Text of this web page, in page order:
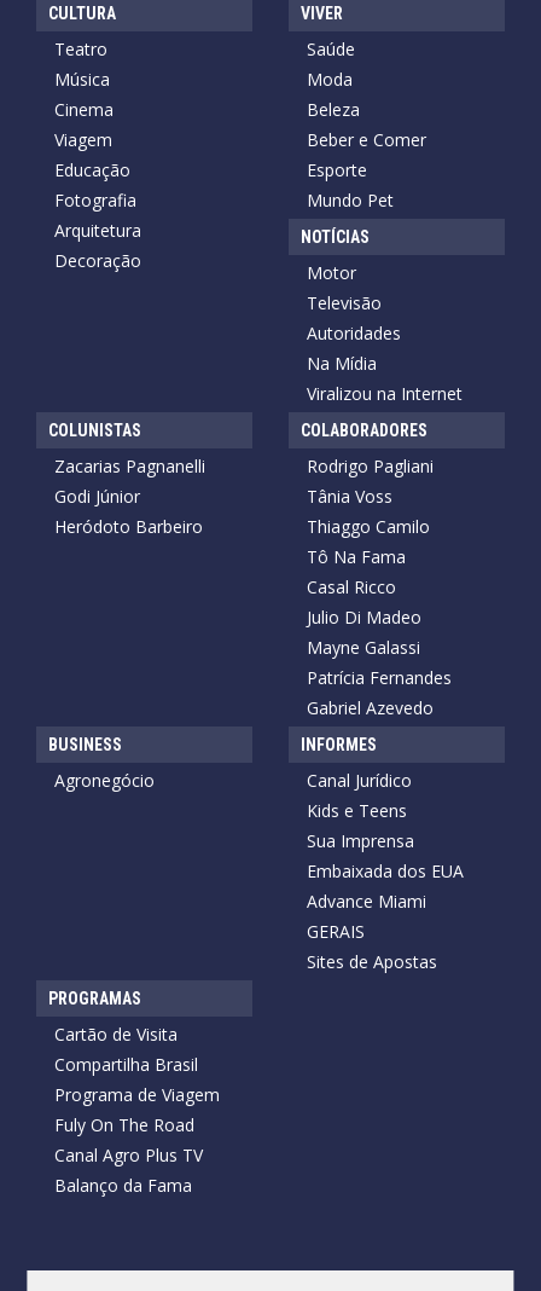
CULTURA
Teatro
Música
Cinema
Viagem
Educação
Fotografia
Arquitetura
Decoração
VIVER
Saúde
Moda
Beleza
Beber e Comer
Esporte
Mundo Pet
NOTÍCIAS
Motor
Televisão
Autoridades
Na Mídia
Viralizou na Internet
COLUNISTAS
Zacarias Pagnanelli
Godi Júnior
Heródoto Barbeiro
COLABORADORES
Rodrigo Pagliani
Tânia Voss
Thiaggo Camilo
Tô Na Fama
Casal Ricco
Julio Di Madeo
Mayne Galassi
Patrícia Fernandes
Gabriel Azevedo
BUSINESS
Agronegócio
INFORMES
Canal Jurídico
Kids e Teens
Sua Imprensa
Embaixada dos EUA
Advance Miami
GERAIS
Sites de Apostas
PROGRAMAS
Cartão de Visita
Compartilha Brasil
Programa de Viagem
Fuly On The Road
Canal Agro Plus TV
Balanço da Fama